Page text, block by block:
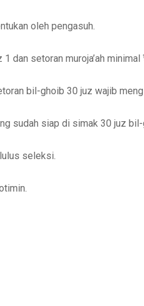
oleh pengasuh.
dan setoran muroja’ah
bil-ghoib 30 juz wajib
sudah siap di simak 30 juz bil-
seleksi.